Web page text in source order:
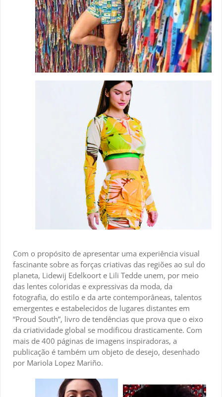
Com o propósito de apresentar uma experiência visual
fascinante sobre as forças criativas das regiões ao sul do
planeta, Lidewij Edelkoort e Lili Tedde unem, por meio
das lentes coloridas e expressivas da moda, da
fotografia, do estilo e da arte contemporâneas, talentos
emergentes e estabelecidos de lugares distantes em
“Proud South”, livro de tendências que prova que o eixo
da criatividade global se modificou drasticamente. Com
mais de 400 páginas de imagens inspiradoras, a
publicação é também um objeto de desejo, desenhado
por Mariola Lopez Mariño.